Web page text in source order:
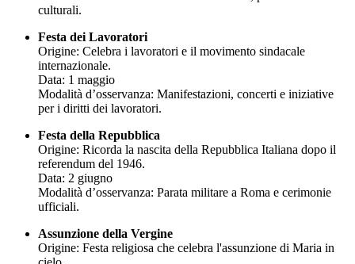
culturali.
Festa dei Lavoratori
Origine: Celebra i lavoratori e il movimento sindacale
internazionale.
Data: 1 maggio
Modalità d’osservanza: Manifestazioni, concerti e iniziative
per i diritti dei lavoratori.
Festa della Repubblica
Origine: Ricorda la nascita della Repubblica Italiana dopo il
referendum del 1946.
Data: 2 giugno
Modalità d’osservanza: Parata militare a Roma e cerimonie
ufficiali.
Assunzione della Vergine
Origine: Festa religiosa che celebra l'assunzione di Maria in